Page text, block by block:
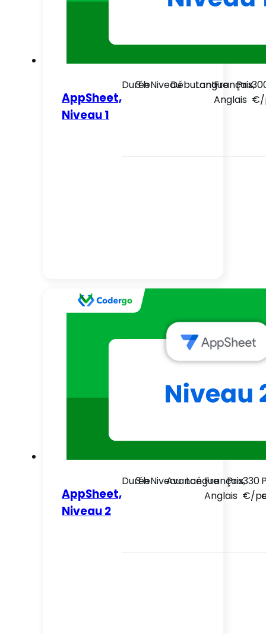
AppSheet,
Niveau 1
Durée
3 hNiveauDébutant
LangueFrançais,
Anglais
Prix
€/
AppSheet,
Niveau 2
Durée
3 hNiveauAvancéLangueFrançais,
Anglais
Prix330
€/